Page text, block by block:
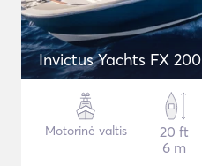
Invictus Yachts FX 200
Motorinė valtis
20 ft
6 m